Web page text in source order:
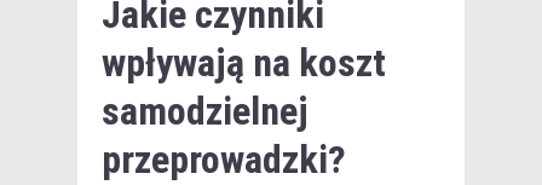
Jakie czynniki
wpływają na koszt
samodzielnej
przeprowadzki?